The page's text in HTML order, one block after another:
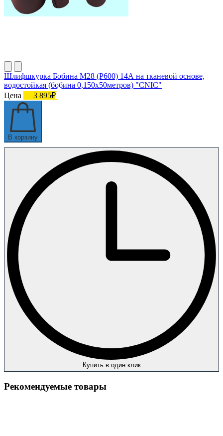
Шлифшкурка Бобина М28 (P600) 14А на тканевой основе,
водостойкая (бобина 0,150х50метров) "CNIC"
Цена
3 895₽
В корзину
Купить в один клик
Рекомендуемые товары